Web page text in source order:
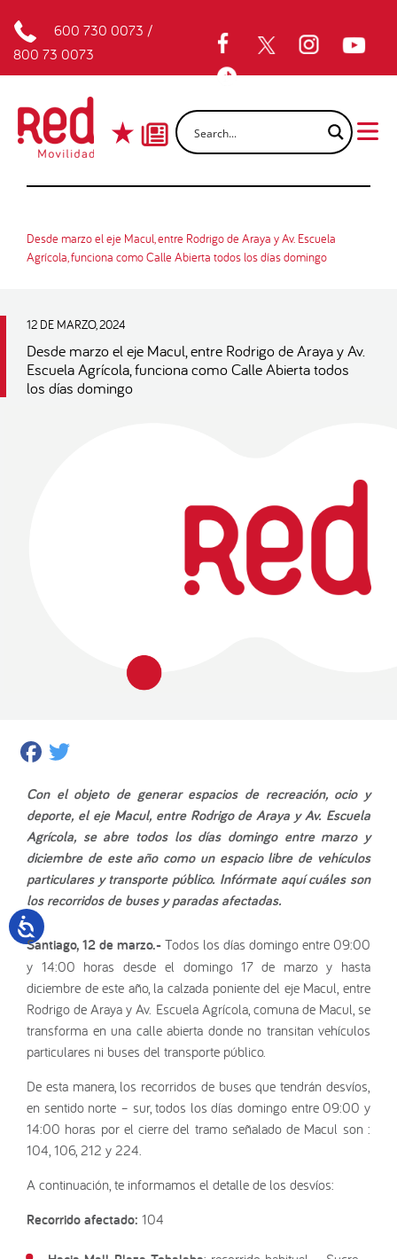
600 730 0073 /
800 73 0073
Desde marzo el eje Macul, entre Rodrigo de Araya y Av. Escuela
Agrícola, funciona como Calle Abierta todos los días domingo
12 DE MARZO, 2024
Desde marzo el eje Macul, entre Rodrigo de Araya y Av.
Escuela Agrícola, funciona como Calle Abierta todos
los días domingo
Facebook
Con el objeto de generar espacios de recreación, ocio y
deporte, el eje Macul, entre Rodrigo de Araya y Av. Escuela
Agrícola, se abre todos los días domingo entre marzo y
diciembre de este año como un espacio libre de vehículos
particulares y transporte público. Infórmate aquí cuáles son
los recorridos de buses y paradas afectadas.
Santiago, 12 de marzo.- Todos los días domingo entre 09:00
y 14:00 horas desde el domingo 17 de marzo y hasta
diciembre de este año, la calzada poniente del eje Macul, entre
Rodrigo de Araya y Av. Escuela Agrícola, comuna de Macul, se
transforma en una calle abierta donde no transitan vehículos
particulares ni buses del transporte público.
De esta manera, los recorridos de buses que tendrán desvíos,
en sentido norte – sur, todos los días domingo entre 09:00 y
14:00 horas por el cierre del tramo señalado de Macul son :
104, 106, 212 y 224.
A continuación, te informamos el detalle de los desvíos:
Recorrido afectado: 104